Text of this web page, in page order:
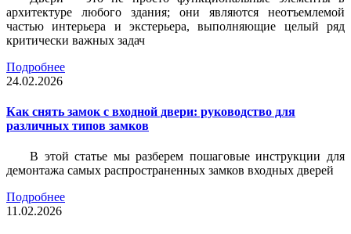
архитектуре любого здания; они являются неотъемлемой
частью интерьера и экстерьера, выполняющие целый ряд
критически важных задач
Подробнее
24.02.2026
Как снять замок с входной двери: руководство для
различных типов замков
В этой статье мы разберем пошаговые инструкции для
демонтажа самых распространенных замков входных дверей
Подробнее
11.02.2026